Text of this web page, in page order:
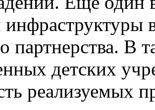
инфраструктуры
партнерства. В
детских
реализуемых